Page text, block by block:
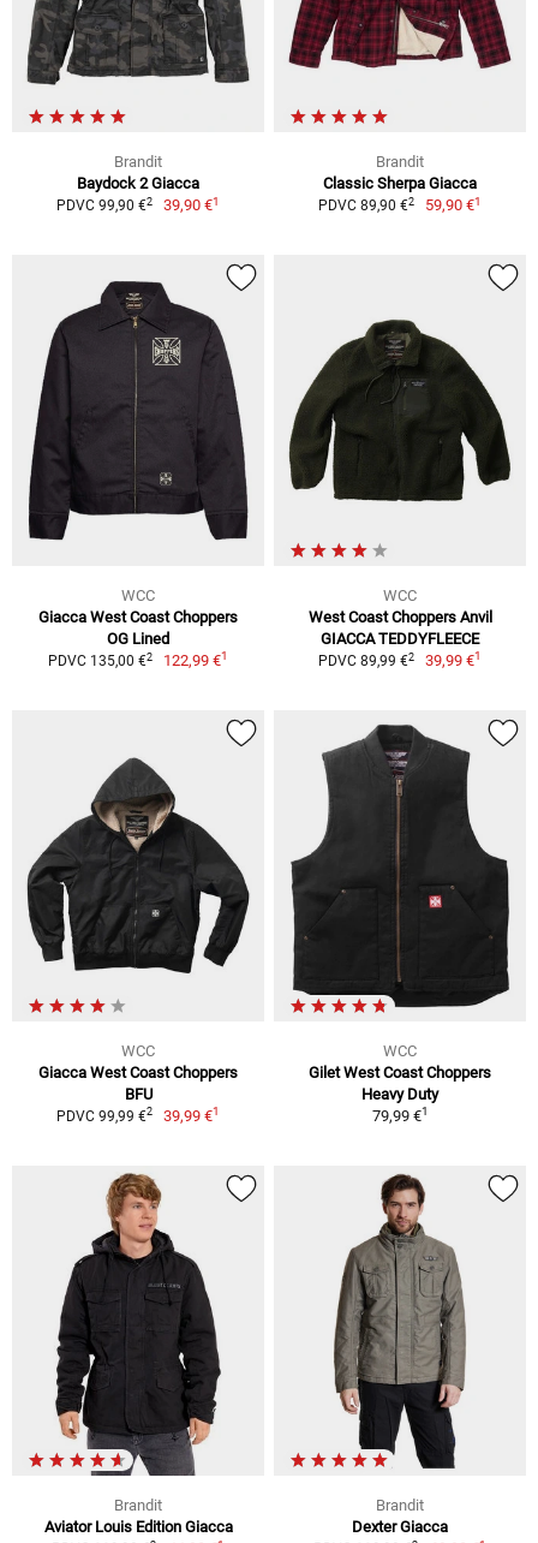
Brandit
Baydock 2 Giacca
PDVC 99,90 €2 39,90 €1
Brandit
Classic Sherpa Giacca
PDVC 89,90 €2 59,90 €1
WCC
Giacca West Coast Choppers
OG Lined
PDVC 135,00 €2 122,99 €1
WCC
West Coast Choppers Anvil
GIACCA TEDDYFLEECE
PDVC 89,99 €2 39,99 €1
WCC
Giacca West Coast Choppers
BFU
PDVC 99,99 €2 39,99 €1
WCC
Gilet West Coast Choppers
Heavy Duty
79,99 €1
Brandit
Aviator Louis Edition Giacca
Brandit
Dexter Giacca